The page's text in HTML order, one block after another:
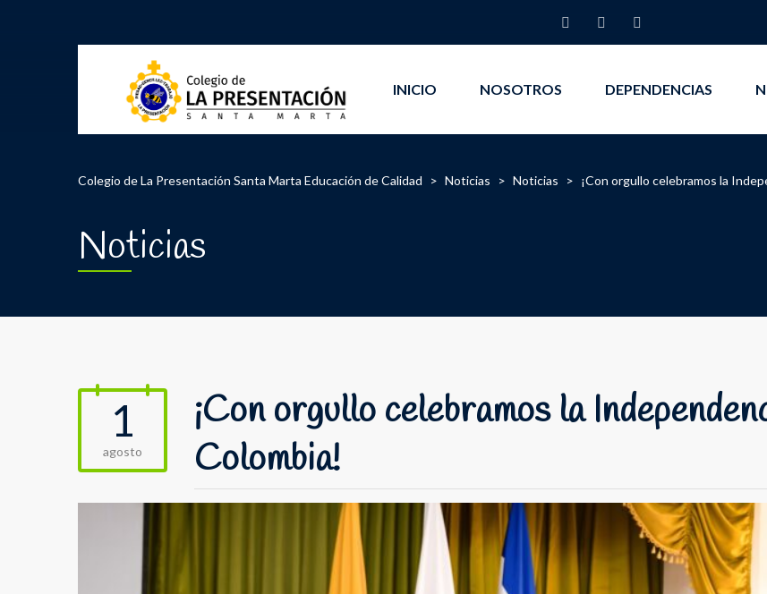
INICIO NOSOTROS DEPENDENCIAS
Colegio de La Presentación Santa Marta Educación de Calidad > Noticias > Noticias > ¡Con orgullo celebramos la
Noticias
1
agosto
¡Con orgullo celebramos la
Colombia!